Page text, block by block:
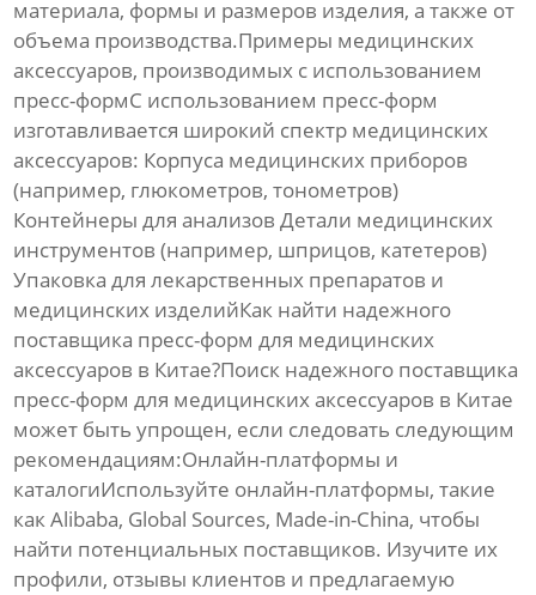
материала, формы и размеров изделия, а также от
объема производства.Примеры медицинских
аксессуаров, производимых с использованием
пресс-формС использованием пресс-форм
изготавливается широкий спектр медицинских
аксессуаров: Корпуса медицинских приборов
(например, глюкометров, тонометров)
Контейнеры для анализов Детали медицинских
инструментов (например, шприцов, катетеров)
Упаковка для лекарственных препаратов и
медицинских изделийКак найти надежного
поставщика пресс-форм для медицинских
аксессуаров в Китае?Поиск надежного поставщика
пресс-форм для медицинских аксессуаров в Китае
может быть упрощен, если следовать следующим
рекомендациям:Онлайн-платформы и
каталогиИспользуйте онлайн-платформы, такие
как Alibaba, Global Sources, Made-in-China, чтобы
найти потенциальных поставщиков. Изучите их
профили, отзывы клиентов и предлагаемую